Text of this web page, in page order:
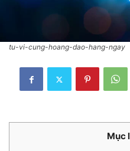
tu-vi-cung-hoang-dao-hang-ngay
Mục